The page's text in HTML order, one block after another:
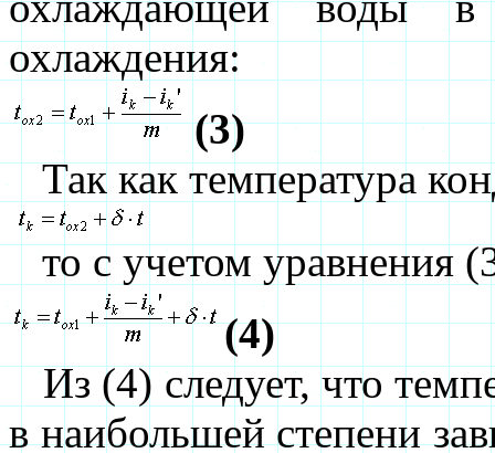
охлаждения:
(3)
Так как температура
то с учетом уравнения
(4)
Из (4) следует, что
в наибольшей степени